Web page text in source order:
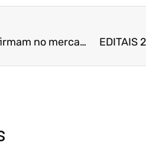
Em meio à crise, Fucapeanos se firmam no mercado de trabalho EDITAIS